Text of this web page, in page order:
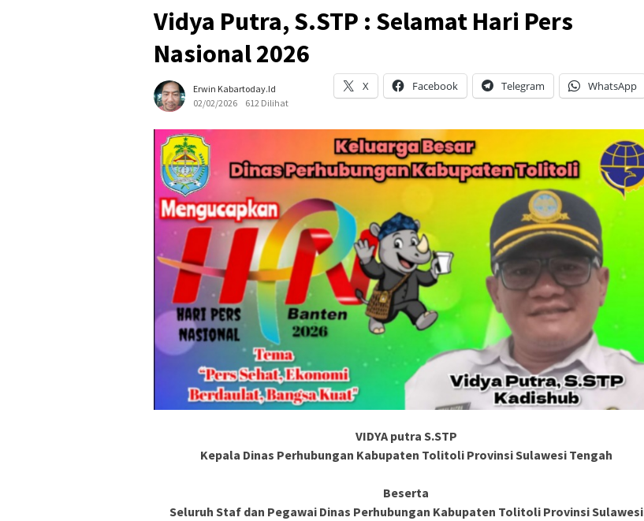
Vidya Putra, S.STP : Selamat Hari Pers
Nasional 2026
Erwin Kabartoday.id
02/02/2026
612 Dilihat
X Facebook Telegram WhatsApp
VIDYA putra S.STP
Kepala Dinas Perhubungan Kabupaten Tolitoli Provinsi Sulawesi Tengah
Beserta
Seluruh Staf dan Pegawai Dinas Perhubungan Kabupaten Tolitoli Provinsi Sulawesi